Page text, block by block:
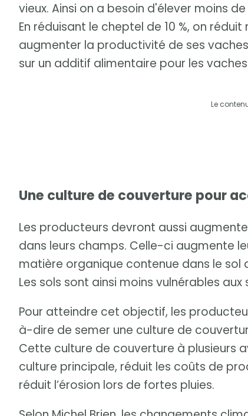
vieux. Ainsi on a besoin d'élever moins
En réduisant le cheptel de 10 %, on
augmenter la productivité de ses
sur un additif alimentaire pour les
Le
Une culture de couverture pour
Les producteurs devront aussi
dans leurs champs. Celle-ci augmente
matière organique contenue dans le sol
Les sols sont ainsi moins vulnérables aux
Pour atteindre cet objectif, les
à-dire de semer une culture de
Cette culture de couverture à plusieurs
culture principale, réduit les coûts de
réduit l’érosion lors de fortes pluies.